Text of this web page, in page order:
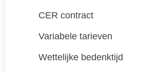
CER contract
Variabele tarieven
Wettelijke bedenktijd